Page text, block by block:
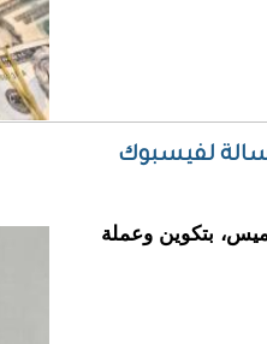
لفيسبوك
بتكوين وعملة